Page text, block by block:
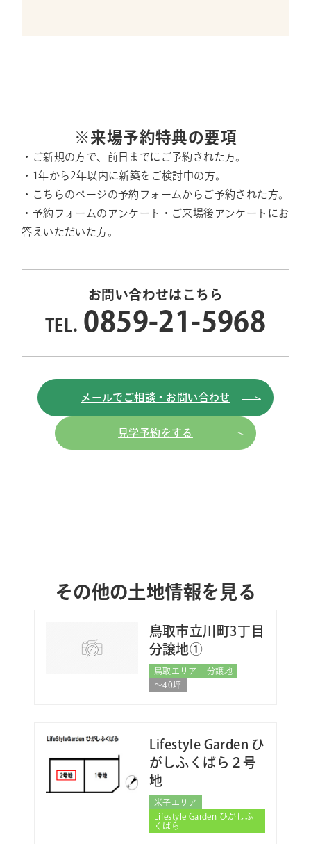
※来場予約特典の要項
・ご新規の方で、前日までにご予約された方。
・1年から2年以内に新築をご検討中の方。
・こちらのページの予約フォームからご予約された方。
・予約フォームのアンケート・ご来場後アンケートにお
答えいただいた方。
お問い合わせはこちら
TEL. 0859-21-5968
メールでご相談・お問い合わせ
見学予約をする
その他の土地情報を見る
鳥取市立川町3丁目
分譲地①
鳥取エリア
分譲地
〜40坪
Lifestyle Garden ひ
がしふくばら２号
地
米子エリア
Lifestyle Garden ひがしふ
くばら